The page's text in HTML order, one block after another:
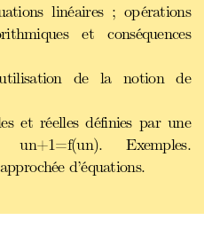
linéaires ; opérations
et conséquences
de la notion de
et réelles définies par une
Exemples.
d’équations.